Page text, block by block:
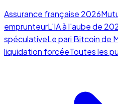
Assurance française 2026
emprunteurL'IA à l'aube de
spéculativeLe pari Bitcoin de
liquidation forcéeToutes les